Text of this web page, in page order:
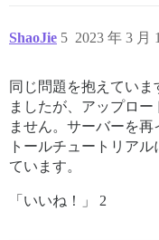
ShaoJie 2023 年 3 月
5
同じ問題を抱えてい
ましたが、アップロー
ません。サーバーを再
トールチュートリア
ています。
「いいね！」 2